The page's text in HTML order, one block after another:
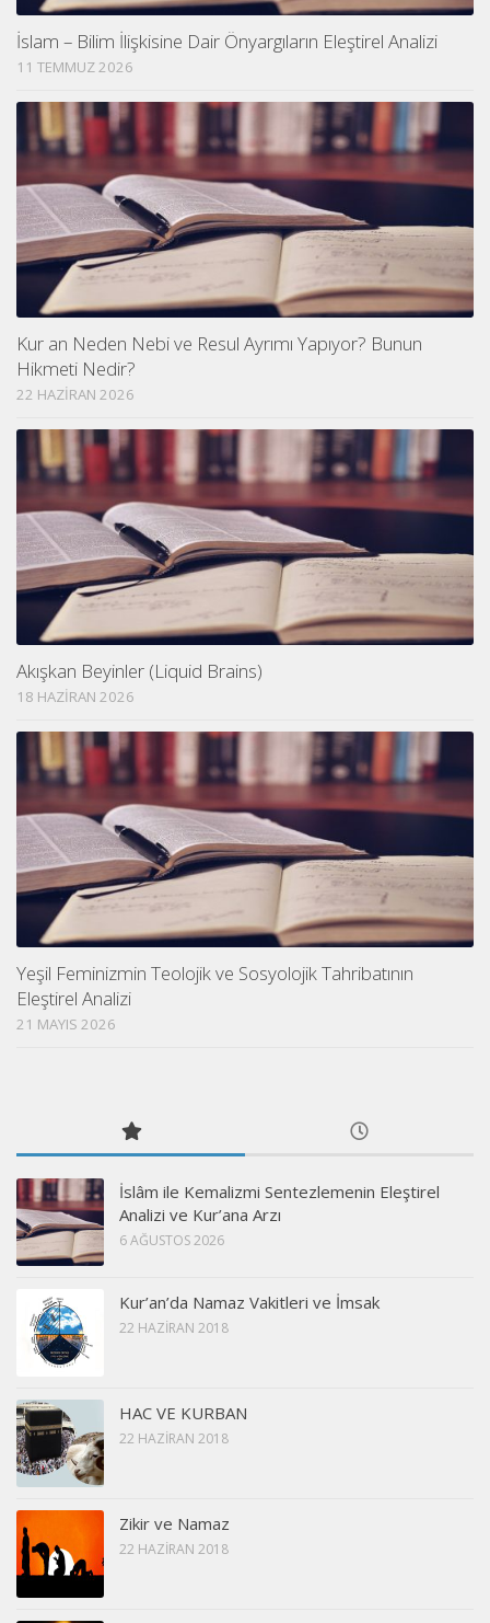
İslam – Bilim İlişkisine Dair Önyargıların Eleştirel Analizi
11 TEMMUZ 2026
Kur an Neden Nebi ve Resul Ayrımı Yapıyor? Bunun
Hikmeti Nedir?
22 HAZIRAN 2026
Akışkan Beyinler (Liquid Brains)
18 HAZIRAN 2026
Yeşil Feminizmin Teolojik ve Sosyolojik Tahribatının
Eleştirel Analizi
21 MAYIS 2026
İslâm ile Kemalizmi Sentezlemenin Eleştirel
Analizi ve Kur’ana Arzı
6 AĞUSTOS 2026
Kur’an’da Namaz Vakitleri ve İmsak
22 HAZIRAN 2018
HAC VE KURBAN
22 HAZIRAN 2018
Zikir ve Namaz
22 HAZIRAN 2018